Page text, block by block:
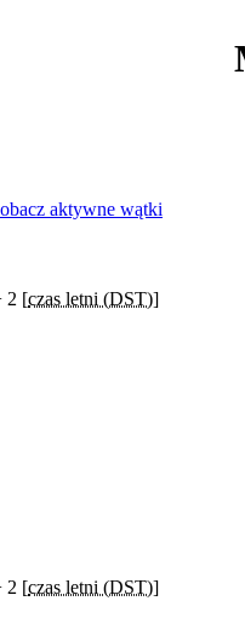
aktywne wątki
2 [czas letni (DST)]
2 [czas letni (DST)]